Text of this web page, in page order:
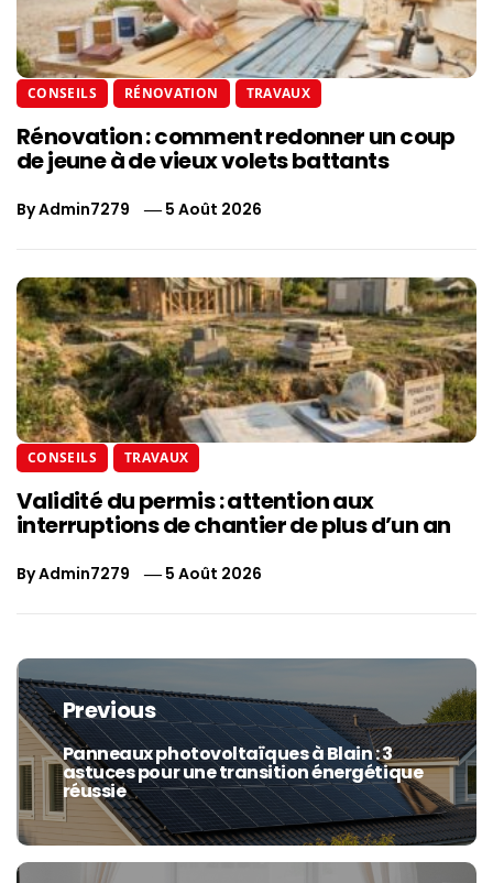
CONSEILS RÉNOVATION TRAVAUX
Rénovation : comment redonner un coup
de jeune à de vieux volets battants
ByAdmin7279 5 Août 2026
CONSEILS TRAVAUX
Validité du permis : attention aux
interruptions de chantier de plus d’un an
ByAdmin7279 5 Août 2026
Navigation
de
l’article
Previous
Previous
post:
Panneaux photovoltaïques à Blain : 3
astuces pour une transition énergétique
réussie